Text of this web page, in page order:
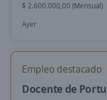
$ 2.600.000,00 (Mensual)
Ayer
Empleo destacado
Docente de